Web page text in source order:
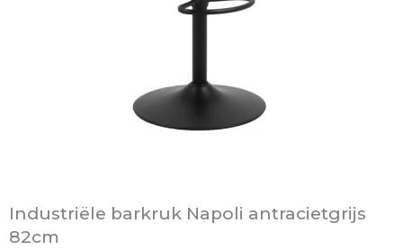
Industriële barkruk Napoli antracietgrijs
82cm